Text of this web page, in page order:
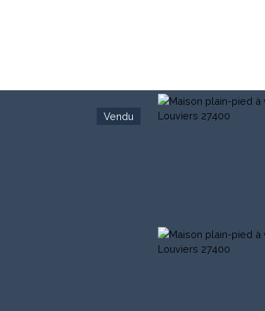
Vendu